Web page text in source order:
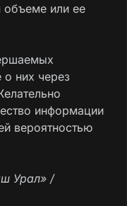
объеме или ее
них через
информации
вероятностью
Урал» /